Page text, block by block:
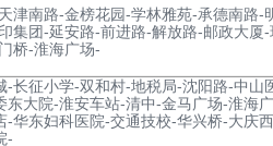
津南路-金榜花园-学林雅苑-承德南路-
集团-延安路-前进路-解放路-邮政大厦-
桥-淮海广场-
长征小学-双和村-地税局-沈阳路-中山
大院-淮安车站-清中-金马广场-淮海
华东妇科医院-交通技校-华兴桥-大庆
-